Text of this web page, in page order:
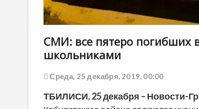
СМИ: все пятеро погибших
школьниками
Среда, 25 декабря, 2019, 00:00
ТБИЛИСИ,25 декабря – Новости-